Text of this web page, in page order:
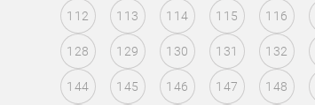
112 113 114 115 116
128 129 130 131 132
144 145 146 147 148